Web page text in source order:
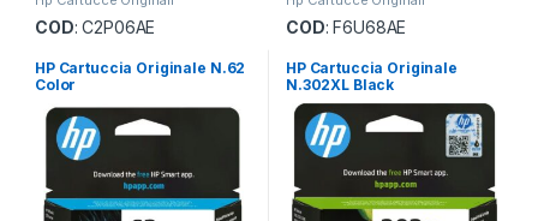
COD: C2P06AE
HP Cartuccia Originale N.62
Color
COD: F6U68AE
HP Cartuccia Originale
N.302XL Black